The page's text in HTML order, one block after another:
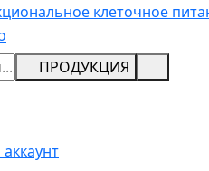
клеточное
ПРОДУКЦИЯ